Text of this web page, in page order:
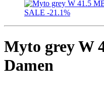
SALE -21.1%
Myto grey W
Damen